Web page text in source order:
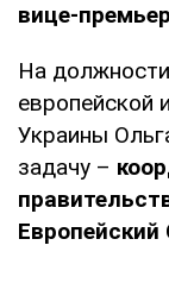
вице-
На
европейской
Украины
задачу –